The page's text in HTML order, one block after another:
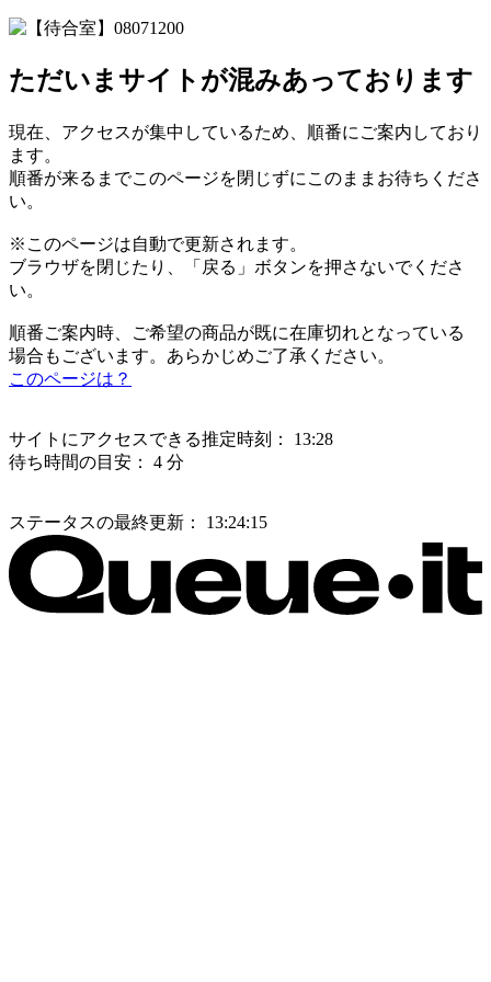
ただいまサイトが混みあっております
現在、アクセスが集中しているため、順番にご案内しており
ます。
順番が来るまでこのページを閉じずにこのままお待ちくださ
い。
※このページは自動で更新されます。
ブラウザを閉じたり、「戻る」ボタンを押さないでくださ
い。
順番ご案内時、ご希望の商品が既に在庫切れとなっている
場合もございます。あらかじめご了承ください。
このページは？
サイトにアクセスできる推定時刻：
13:28
待ち時間の目安：
4 分
ステータスの最終更新： 13:24:15